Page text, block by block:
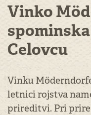
Vinko
Celovcu
Vinku
letnici rojstva
prireditvi. Pri